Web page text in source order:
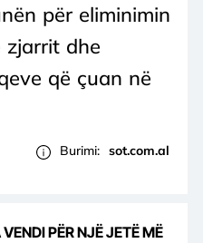
për eliminimin
zjarrit dhe
që çuan në
Burimi: sot.com.al
PËR NJË JETË MË